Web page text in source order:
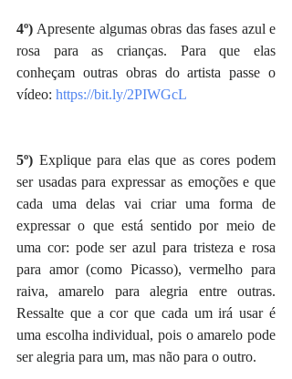
4º) Apresente algumas obras das fases azul e
rosa para as crianças. Para que elas
conheçam outras obras do artista passe o
vídeo: https://bit.ly/2PIWGcL
5º) Explique para elas que as cores podem
ser usadas para expressar as emoções e que
cada uma delas vai criar uma forma de
expressar o que está sentido por meio de
uma cor: pode ser azul para tristeza e rosa
para amor (como Picasso), vermelho para
raiva, amarelo para alegria entre outras.
Ressalte que a cor que cada um irá usar é
uma escolha individual, pois o amarelo pode
ser alegria para um, mas não para o outro.